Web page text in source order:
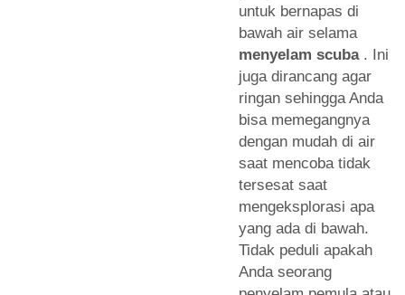
untuk bernapas di
bawah air selama
menyelam scuba . Ini
juga dirancang agar
ringan sehingga Anda
bisa memegangnya
dengan mudah di air
saat mencoba tidak
tersesat saat
mengeksplorasi apa
yang ada di bawah.
Tidak peduli apakah
Anda seorang